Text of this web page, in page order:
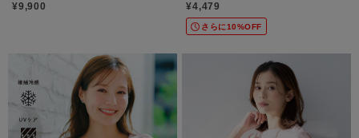
¥9,900 ¥4,479
さらに10%OFF